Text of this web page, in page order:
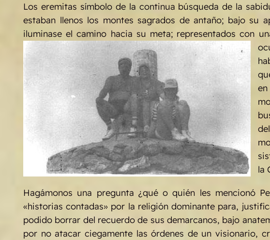
Los eremitas símbolo de la continua búsqueda de la
estaban llenos los montes sagrados de antaño; bajo su
iluminase el camino hacia su meta; representados con
la
Hagámonos una pregunta ¿qué o quién les mencionó
«historias contadas» por la religión dominante para,
podido borrar del recuerdo de sus demarcanos, bajo
por no atacar ciegamente las órdenes de un visionario,